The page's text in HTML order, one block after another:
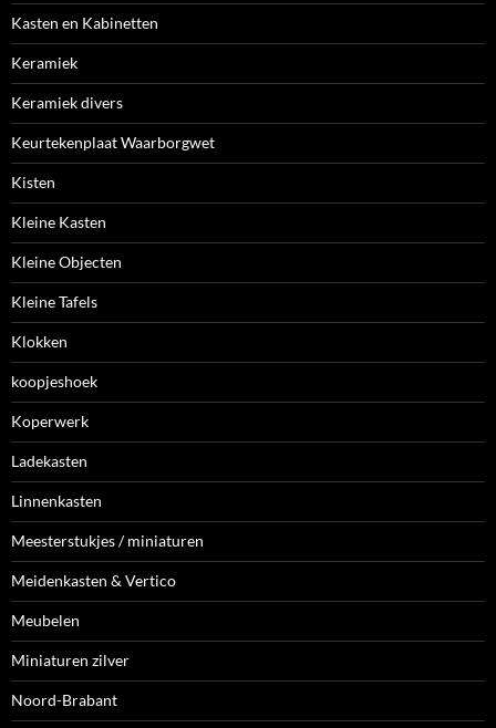
Kasten en Kabinetten
Keramiek
Keramiek divers
Keurtekenplaat Waarborgwet
Kisten
Kleine Kasten
Kleine Objecten
Kleine Tafels
Klokken
koopjeshoek
Koperwerk
Ladekasten
Linnenkasten
Meesterstukjes / miniaturen
Meidenkasten & Vertico
Meubelen
Miniaturen zilver
Noord-Brabant